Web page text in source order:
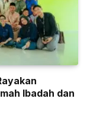
Ibadah dan